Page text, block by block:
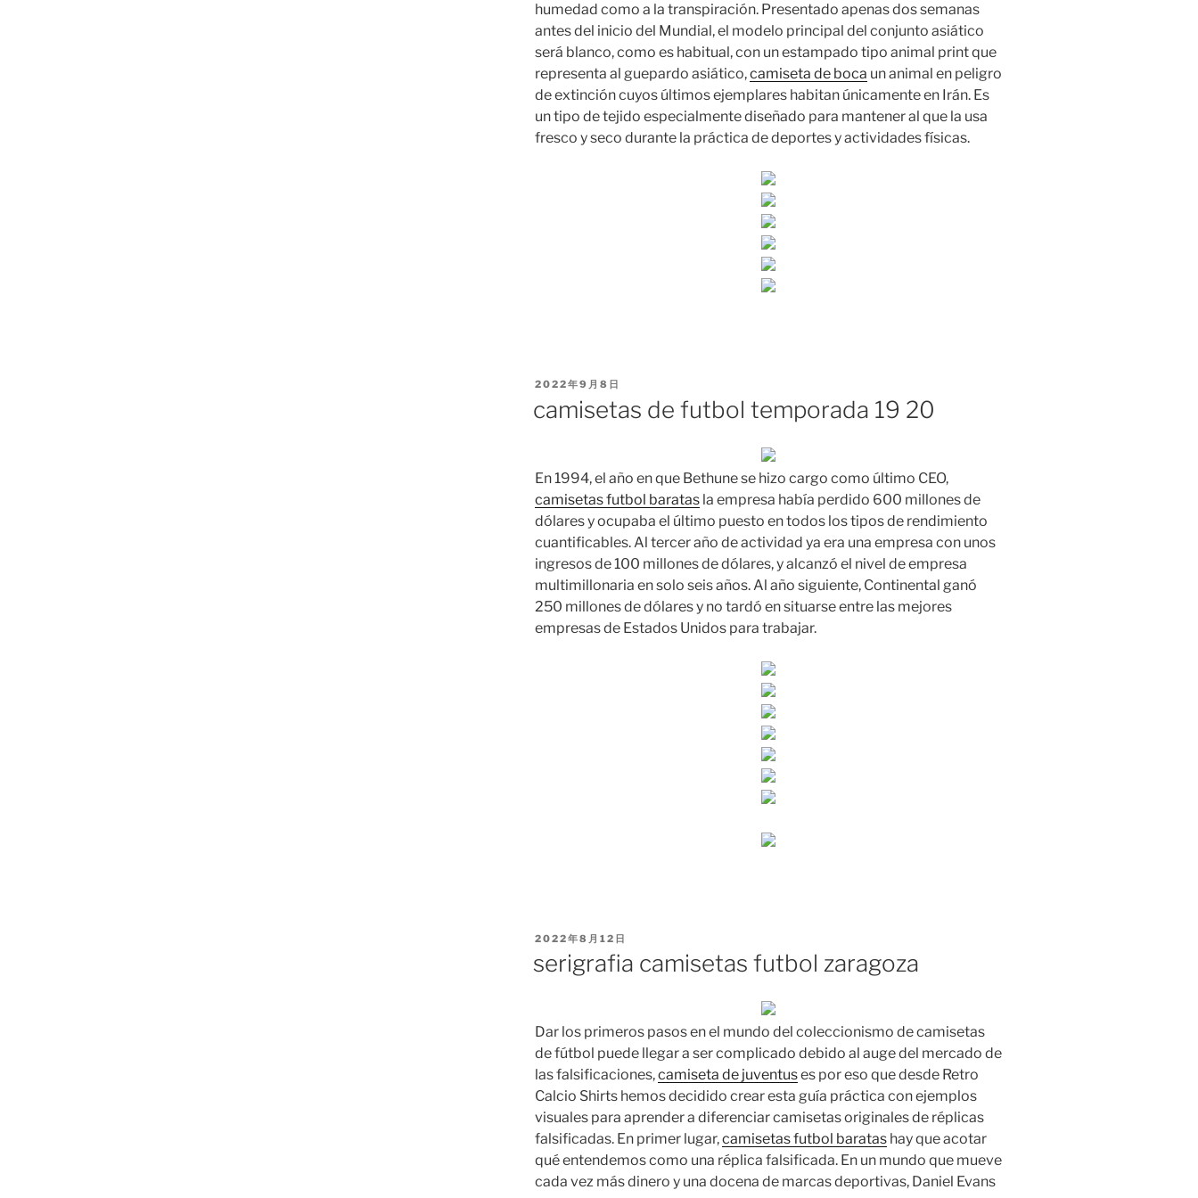
humedad como a la transpiración. Presentado apenas dos semanas
antes del inicio del Mundial, el modelo principal del conjunto asiático
será blanco, como es habitual, con un estampado tipo animal print que
representa al guepardo asiático,camiseta de boca un animal en peligro
de extinción cuyos últimos ejemplares habitan únicamente en Irán. Es
un tipo de tejido especialmente diseñado para mantener al que la usa
fresco y seco durante la práctica de deportes y actividades físicas.
PUBLICADO
2022年9月8日
camisetas de futbol temporada 19 20
En 1994, el año en que Bethune se hizo cargo como último CEO,
camisetas futbol baratasla empresa había perdido 600 millones de
dólares y ocupaba el último puesto en todos los tipos de rendimiento
cuantificables. Al tercer año de actividad ya era una empresa con unos
ingresos de 100 millones de dólares, y alcanzó el nivel de empresa
multimillonaria en solo seis años. Al año siguiente, Continental ganó
250 millones de dólares y no tardó en situarse entre las mejores
empresas de Estados Unidos para trabajar.
PUBLICADO
2022年8月12日
serigrafia camisetas futbol zaragoza
Dar los primeros pasos en el mundo del coleccionismo de camisetas
de fútbol puede llegar a ser complicado debido al auge del mercado de
las falsificaciones,camiseta de juventuses por eso que desde Retro
Calcio Shirts hemos decidido crear esta guía práctica con ejemplos
visuales para aprender a diferenciar camisetas originales de réplicas
falsificadas. En primer lugar,camisetas futbol baratashay que acotar
qué entendemos como una réplica falsificada. En un mundo que mueve
cada vez más dinero y una docena de marcas deportivas, Daniel Evans